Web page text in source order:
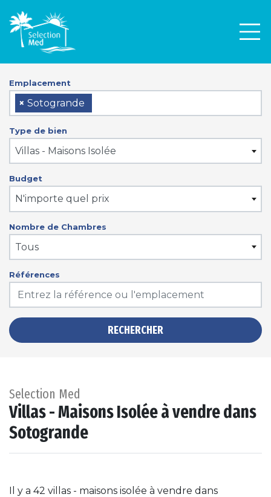
Emplacement
× Sotogrande
Type de bien
Villas - Maisons Isolée
Budget
N'importe quel prix
Nombre de Chambres
Tous
Références
RECHERCHER
Selection Med
Villas - Maisons Isolée à vendre dans
Sotogrande
Il y a 42 villas - maisons isolée à vendre dans